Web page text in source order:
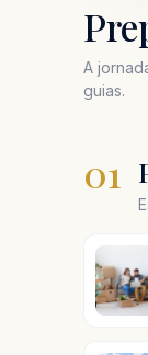
A
guias.
01